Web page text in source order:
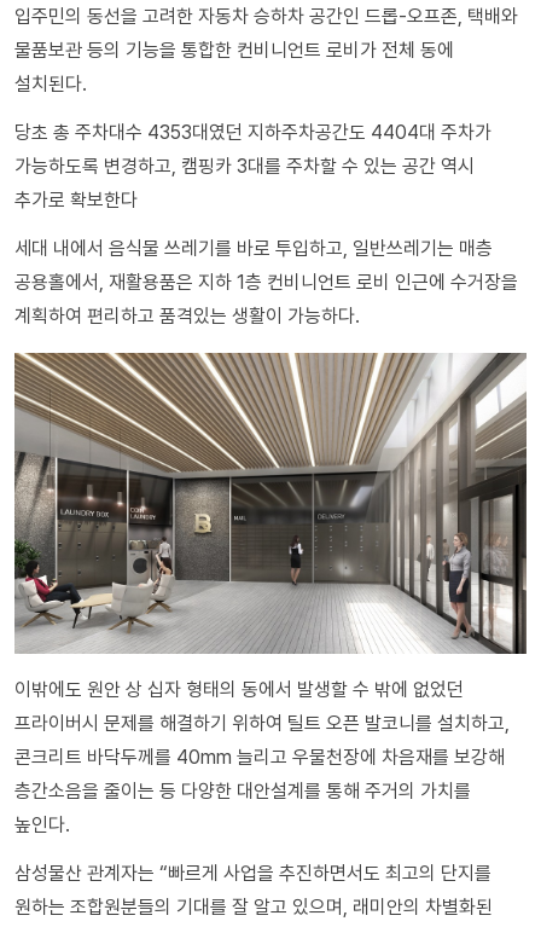
입주민의 동선을 고려한 자동차 승하차 공간인 드롭-오프존, 택배와
물품보관 등의 기능을 통합한 컨비니언트 로비가 전체 동에
설치된다.
당초 총 주차대수 4353대였던 지하주차공간도 4404대 주차가
가능하도록 변경하고, 캠핑카 3대를 주차할 수 있는 공간 역시
추가로 확보한다
세대 내에서 음식물 쓰레기를 바로 투입하고, 일반쓰레기는 매층
공용홀에서, 재활용품은 지하 1층 컨비니언트 로비 인근에 수거장을
계획하여 편리하고 품격있는 생활이 가능하다.
이밖에도 원안 상 십자 형태의 동에서 발생할 수 밖에 없었던
프라이버시 문제를 해결하기 위하여 틸트 오픈 발코니를 설치하고,
콘크리트 바닥두께를 40mm 늘리고 우물천장에 차음재를 보강해
층간소음을 줄이는 등 다양한 대안설계를 통해 주거의 가치를
높인다.
삼성물산 관계자는 “빠르게 사업을 추진하면서도 최고의 단지를
원하는 조합원분들의 기대를 잘 알고 있으며, 래미안의 차별화된